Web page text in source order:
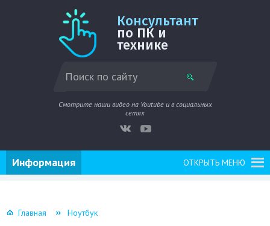
Консультант
по ПК и
технике
Смотрите наши видео на Youtube и в социальных
сетях
ОТКРЫТЬ МЕНЮ
Информация
Главная Ноутбук